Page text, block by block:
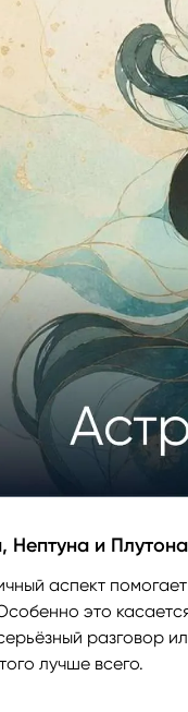
Нептуна и
аспект
это
разговор
лучше всего.